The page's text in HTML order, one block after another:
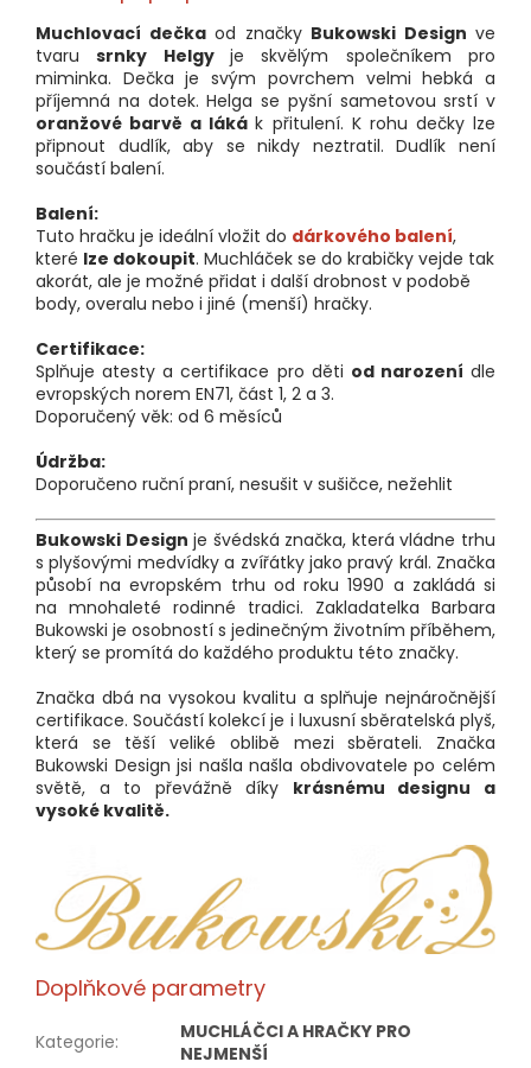
Muchlovací dečkaod značky Bukowski Design ve
tvarusrnky Helgyje skvělým společníkem pro
miminka. Dečka je svým povrchem velmi hebká a
příjemná na dotek. Helga se pyšní sametovou srstí v
oranžové barvě a lákák přitulení. K rohu dečky lze
připnout dudlík, aby se nikdy neztratil. Dudlík není
součástí balení.
Balení:
Tuto hračku je ideální vložit do dárkového balení,
které lze dokoupit. Muchláček se do krabičky vejde tak
akorát, ale je možné přidat i další drobnost v podobě
body, overalu nebo i jiné (menší) hračky.
Certifikace:
Splňuje atesty a certifikace pro děti od narození dle
evropských norem EN71, část 1, 2 a 3.
Doporučený věk: od 6 měsíců
Údržba:
Doporučeno ruční praní, nesušit v sušičce, nežehlit
Bukowski Design je švédská značka, která vládne trhu
s plyšovými medvídky a zvířátky jako pravý král. Značka
působí na evropském trhu od roku 1990 a zakládá si
na mnohaleté rodinné tradici. Zakladatelka Barbara
Bukowski je osobností s jedinečným životním příběhem,
který se promítá do každého produktu této značky.
​Značka dbá na vysokou kvalitu a splňuje nejnáročnější
certifikace. Součástí kolekcí je i luxusní sběratelská plyš,
která se těší veliké oblibě mezi sběrateli. Značka
Bukowski Design jsi našlanašla obdivovatele po celém
světě, a to převážně díky krásnému designu a
vysoké kvalitě.
Doplňkové parametry
Kategorie:
MUCHLÁČCI A HRAČKY PRO
NEJMENŠÍ